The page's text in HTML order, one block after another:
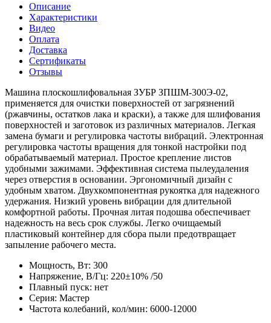
Описание
Характеристики
Видео
Оплата
Доставка
Сертификаты
Отзывы
Машина плоскошлифовальная ЗУБР ЗПШМ-300Э-02,
применяется для очистки поверхностей от загрязнений
(ржавчины, остатков лака и краски), а также для шлифования
поверхностей и заготовок из различных материалов. Легкая
замена бумаги и регулировка частоты вибраций. Электронная
регулировка частоты вращения для тонкой настройки под
обрабатываемый материал. Простое крепление листов
удобными зажимами. Эффективная система пылеудаления
через отверстия в основании. Эргономичный дизайн с
удобным хватом. Двухкомпонентная рукоятка для надежного
удержания. Низкий уровень вибрации для длительной
комфортной работы. Прочная литая подошва обеспечивает
надежность на весь срок службы. Легко очищаемый
пластиковый контейнер для сбора пыли предотвращает
запыление рабочего места.
Мощность, Вт: 300
Напряжение, В/Гц: 220±10% /50
Плавный пуск: нет
Серия: Мастер
Частота колебаний, кол/мин: 6000-12000